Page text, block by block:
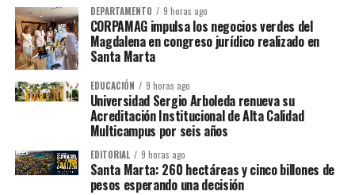
DEPARTAMENTO 9 horas ago
CORPAMAG impulsa los negocios verdes del
Magdalena en congreso jurídico realizado en
Santa Marta
EDUCACIÓN 9 horas ago
Universidad Sergio Arboleda renueva su
Acreditación Institucional de Alta Calidad
Multicampus por seis años
EDITORIAL 9 horas ago
Santa Marta: 260 hectáreas y cinco billones de
pesos esperando una decisión